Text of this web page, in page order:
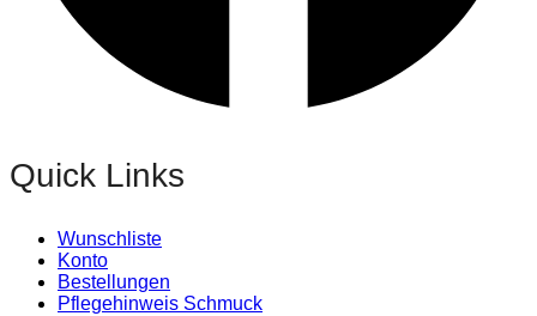
Quick Links
Wunschliste
Konto
Bestellungen
Pflegehinweis Schmuck